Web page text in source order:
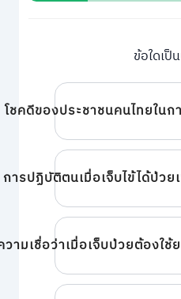
ข้อใดเป็
โชคดีของประชาชนคนไทยใน
การปฏิบัติตนเมื่อเจ็บไข้ได้ป่ว
วามเชื่อว่าเมื่อเจ็บป่วยต้องใ